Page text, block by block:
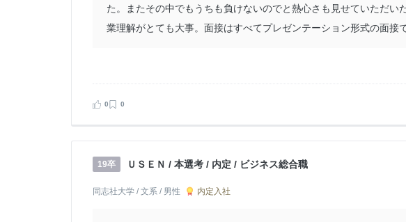
た。またその中でもうちも負けないのでと熱心さも見せていただい
業理解がとても大事。面接はすべてプレゼンテーション形式の面接で
0 0
19卒 ＵＳＥＮ / 本選考 / 内定 / ビジネス総合職
同志社大学 / 文系 / 男性 内定入社